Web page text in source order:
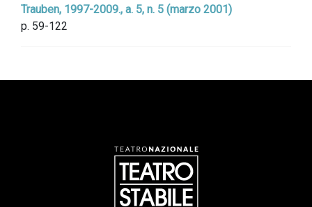
Trauben, 1997-2009., a. 5, n. 5 (marzo 2001)
p. 59-122